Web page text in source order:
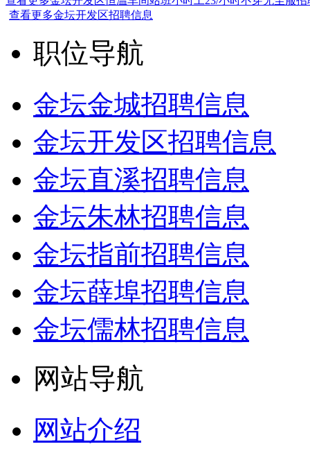
查看更多金坛开发区招聘信息
职位导航
金坛金城招聘信息
金坛开发区招聘信息
金坛直溪招聘信息
金坛朱林招聘信息
金坛指前招聘信息
金坛薛埠招聘信息
金坛儒林招聘信息
网站导航
网站介绍